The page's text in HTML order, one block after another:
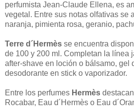
perfumista Jean-Claude Ellena, es
vegetal. Entre sus notas olfativas se
naranja, pimienta rosa, geranio,
Terre d´Hermès se encuentra
de 100 y 200 ml. Completan la línea
after-shave en loción o bálsamo, gel
desodorante en stick o vaporizador.
Entre los perfumes Hermès
Rocabar, Eau d´Hermès o Eau